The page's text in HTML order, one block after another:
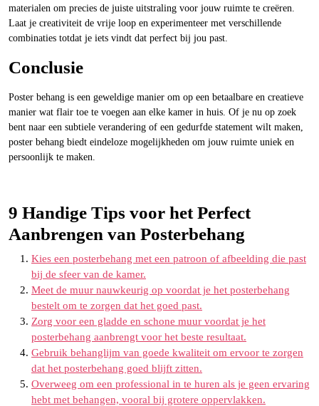
materialen om precies de juiste uitstraling voor jouw ruimte te creëren.
Laat je creativiteit de vrije loop en experimenteer met verschillende
combinaties totdat je iets vindt dat perfect bij jou past.
Conclusie
Poster behang is een geweldige manier om op een betaalbare en creatieve
manier wat flair toe te voegen aan elke kamer in huis. Of je nu op zoek
bent naar een subtiele verandering of een gedurfde statement wilt maken,
poster behang biedt eindeloze mogelijkheden om jouw ruimte uniek en
persoonlijk te maken.
9 Handige Tips voor het Perfect
Aanbrengen van Posterbehang
Kies een posterbehang met een patroon of afbeelding die past
bij de sfeer van de kamer.
Meet de muur nauwkeurig op voordat je het posterbehang
bestelt om te zorgen dat het goed past.
Zorg voor een gladde en schone muur voordat je het
posterbehang aanbrengt voor het beste resultaat.
Gebruik behanglijm van goede kwaliteit om ervoor te zorgen
dat het posterbehang goed blijft zitten.
Overweeg om een professional in te huren als je geen ervaring
hebt met behangen, vooral bij grotere oppervlakken.